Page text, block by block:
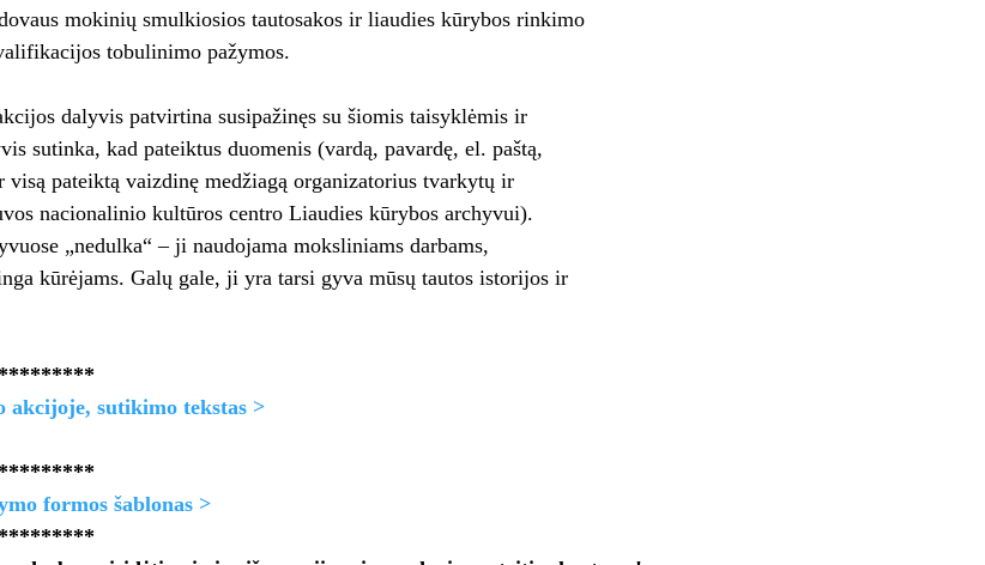
mokinių smulkiosios tautosakos ir liaudies kūrybos rinkimo
tobulinimo pažymos.
dalyvis patvirtina susipažinęs su šiomis taisyklėmis ir
sutinka, kad pateiktus duomenis (vardą, pavardę, el. paštą,
pateiktą vaizdinę medžiagą organizatorius tvarkytų ir
nacionalinio kultūros centro Liaudies kūrybos archyvui).
„nedulka“ – ji naudojama moksliniams darbams,
kūrėjams. Galų gale, ji yra tarsi gyva mūsų tautos istorijos ir
akcijoje, sutikimo tekstas >
formos šablonas >